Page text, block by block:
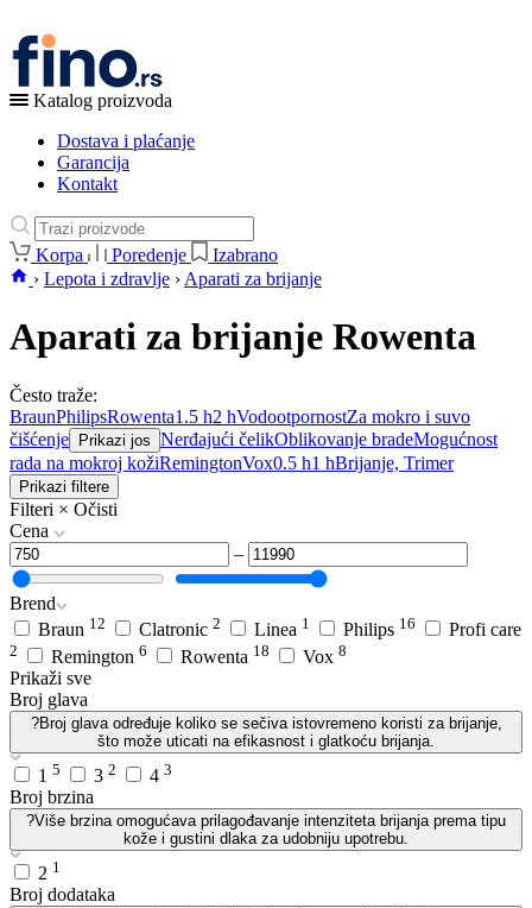
Katalog proizvoda
Dostava i plaćanje
Garancija
Kontakt
Korpa Poredenje
Izabrano
› Lepota i zdravlje › Aparati za brijanje
Aparati za brijanje Rowenta
Često traže:
BraunPhilipsRowenta1.5 h2 hVodootpornostZa mokro i suvo
čišćenje
Prikazi jos Nerđajući čelikOblikovanje bradeMogućnost
rada na mokroj kožiRemingtonVox0.5 h1 hBrijanje, Trimer
Prikazi filtere
Filteri × Očisti
Cena
–
Brend
Braun 12 Clatronic 2 Linea 1 Philips 16 Profi care
2 Remington 6 Rowenta 18 Vox 8
Prikaži sve
Broj glava
?Broj glava određuje koliko se sečiva istovremeno koristi za brijanje,
što može uticati na efikasnost i glatkoću brijanja.
1 5 3 2 4 3
Broj brzina
?Više brzina omogućava prilagođavanje intenziteta brijanja prema tipu
kože i gustini dlaka za udobniju upotrebu.
2 1
Broj dodataka